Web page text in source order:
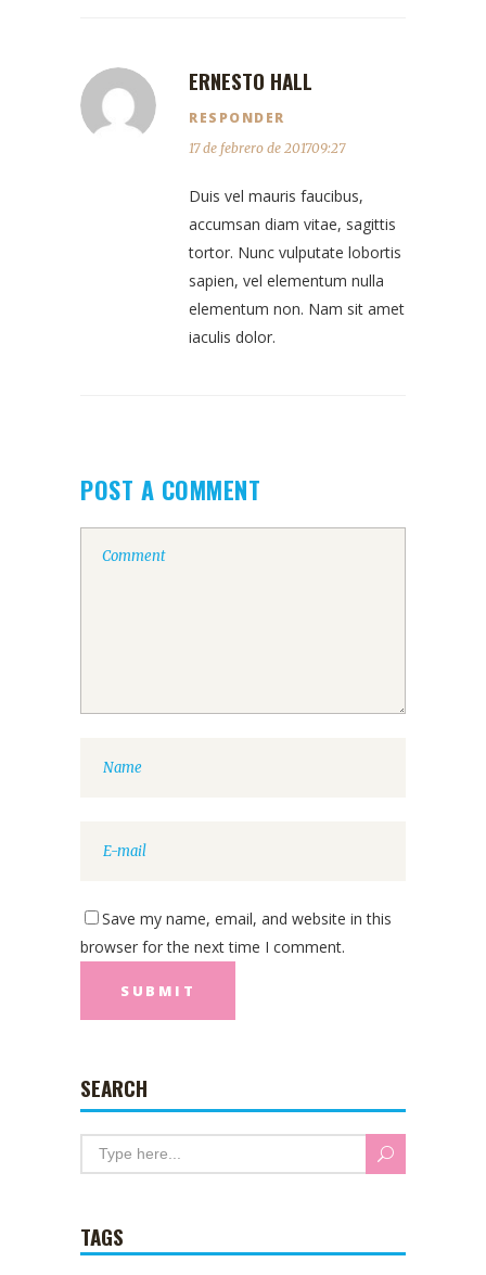
ERNESTO HALL
RESPONDER
17 de febrero de 201709:27
Duis vel mauris faucibus,
accumsan diam vitae, sagittis
tortor. Nunc vulputate lobortis
sapien, vel elementum nulla
elementum non. Nam sit amet
iaculis dolor.
POST A COMMENT
Save my name, email, and website in this
browser for the next time I comment.
SEARCH
TAGS